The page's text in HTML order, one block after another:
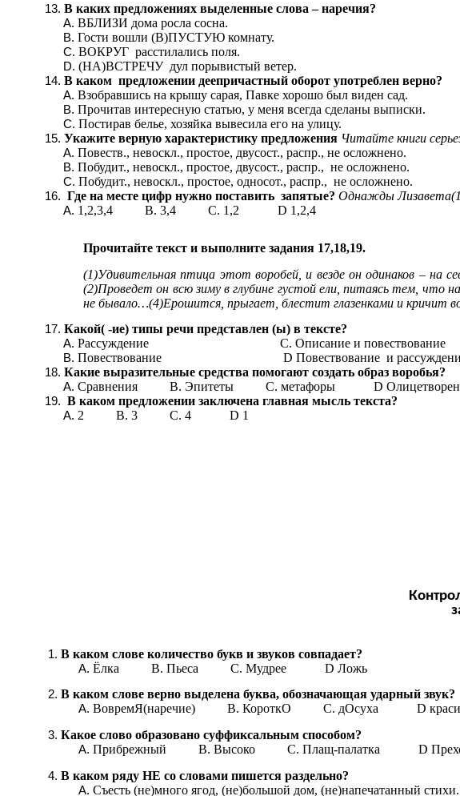
В каких предложениях выделенные слова – наречия?
ВБЛИЗИ дома росла сосна.
Гости вошли (В)ПУСТУЮ комнату.
ВОКРУГ расстилались поля.
(НА)ВСТРЕЧУ дул порывистый ветер.
В каком предложении деепричастный оборот употреблен верно?
Взобравшись на крышу сарая, Павке хорошо был виден сад.
Прочитав интересную статью, у меня всегда сделаны выписки.
Постирав белье, хозяйка вывесила его на улицу.
Укажите верную характеристику предложения Читайте книги
Повеств., невоскл., простое, двусост., распр., не осложнено.
Побудит., невоскл., простое, двусост., распр., не осложнено.
Побудит., невоскл., простое, односот., распр., не осложнено.
Где на месте цифр нужно поставить запятые? Однажды Лизавета(1)
1,2,3,4 В. 3,4 С. 1,2 D 1,2,4
Прочитайте текст и выполните задания 17,18,19.
(1)Удивительная птица этот воробей, и везде он одинаков – на
(2)Проведет он всю зиму в глубине густой ели, питаясь тем, что
не бывало…(4)Ерошится, прыгает, блестит глазенками и
Какой( -ие) типы речи представлен (ы) в тексте?
Рассуждение С. Описание и повествование
Повествование D Повествование и
Какие выразительные средства помогают создать образ воробья?
Сравнения В. Эпитеты С. метафоры D
В каком предложении заключена главная мысль текста?
2 В. 3 С. 4 D 1
В каком слове количество букв и звуков совпадает?
Ёлка В. Пьеса С. Мудрее D Ложь
В каком слове верно выделена буква, обозначающая ударный звук?
ВовремЯ(наречие) В. КороткО С. дОсуха D
Какое слово образовано суффиксальным способом?
Прибрежный В. Высоко С. Плащ-палатка D
В каком ряду НЕ со словами пишется раздельно?
Съесть (не)много ягод, (не)большой дом, (не)напечатанный стихи.